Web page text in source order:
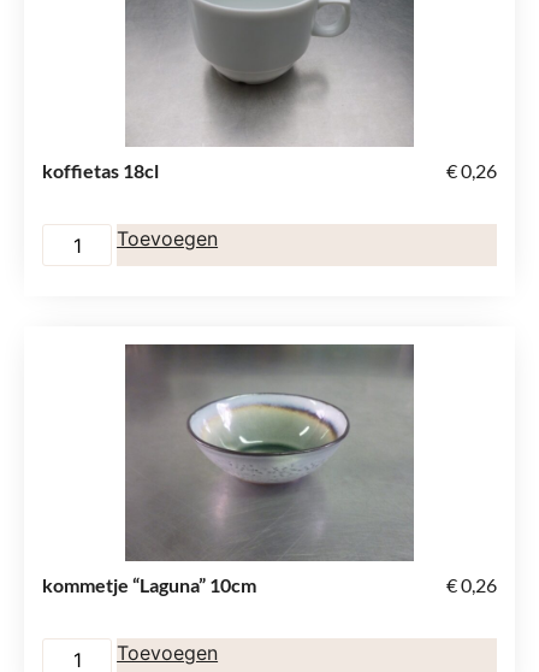
koffietas 18cl €0,26
Toevoegen
kommetje “Laguna” 10cm €0,26
Toevoegen